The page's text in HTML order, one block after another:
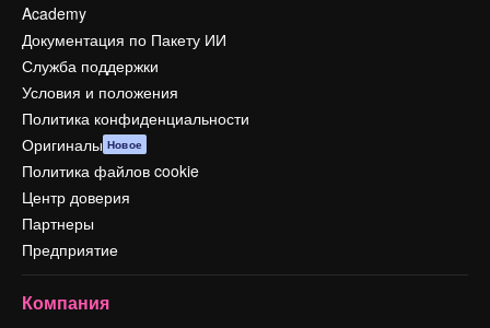
Academy
Документация по Пакету ИИ
Служба поддержки
Условия и положения
Политика конфиденциальности
Оригиналы Новое
Политика файлов cookie
Центр доверия
Партнеры
Предприятие
Компания